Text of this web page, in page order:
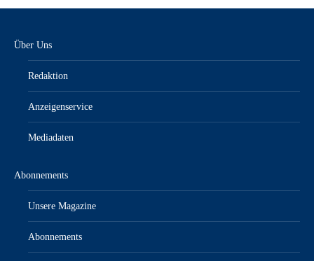
Über Uns
Redaktion
Anzeigenservice
Mediadaten
Abonnements
Unsere Magazine
Abonnements